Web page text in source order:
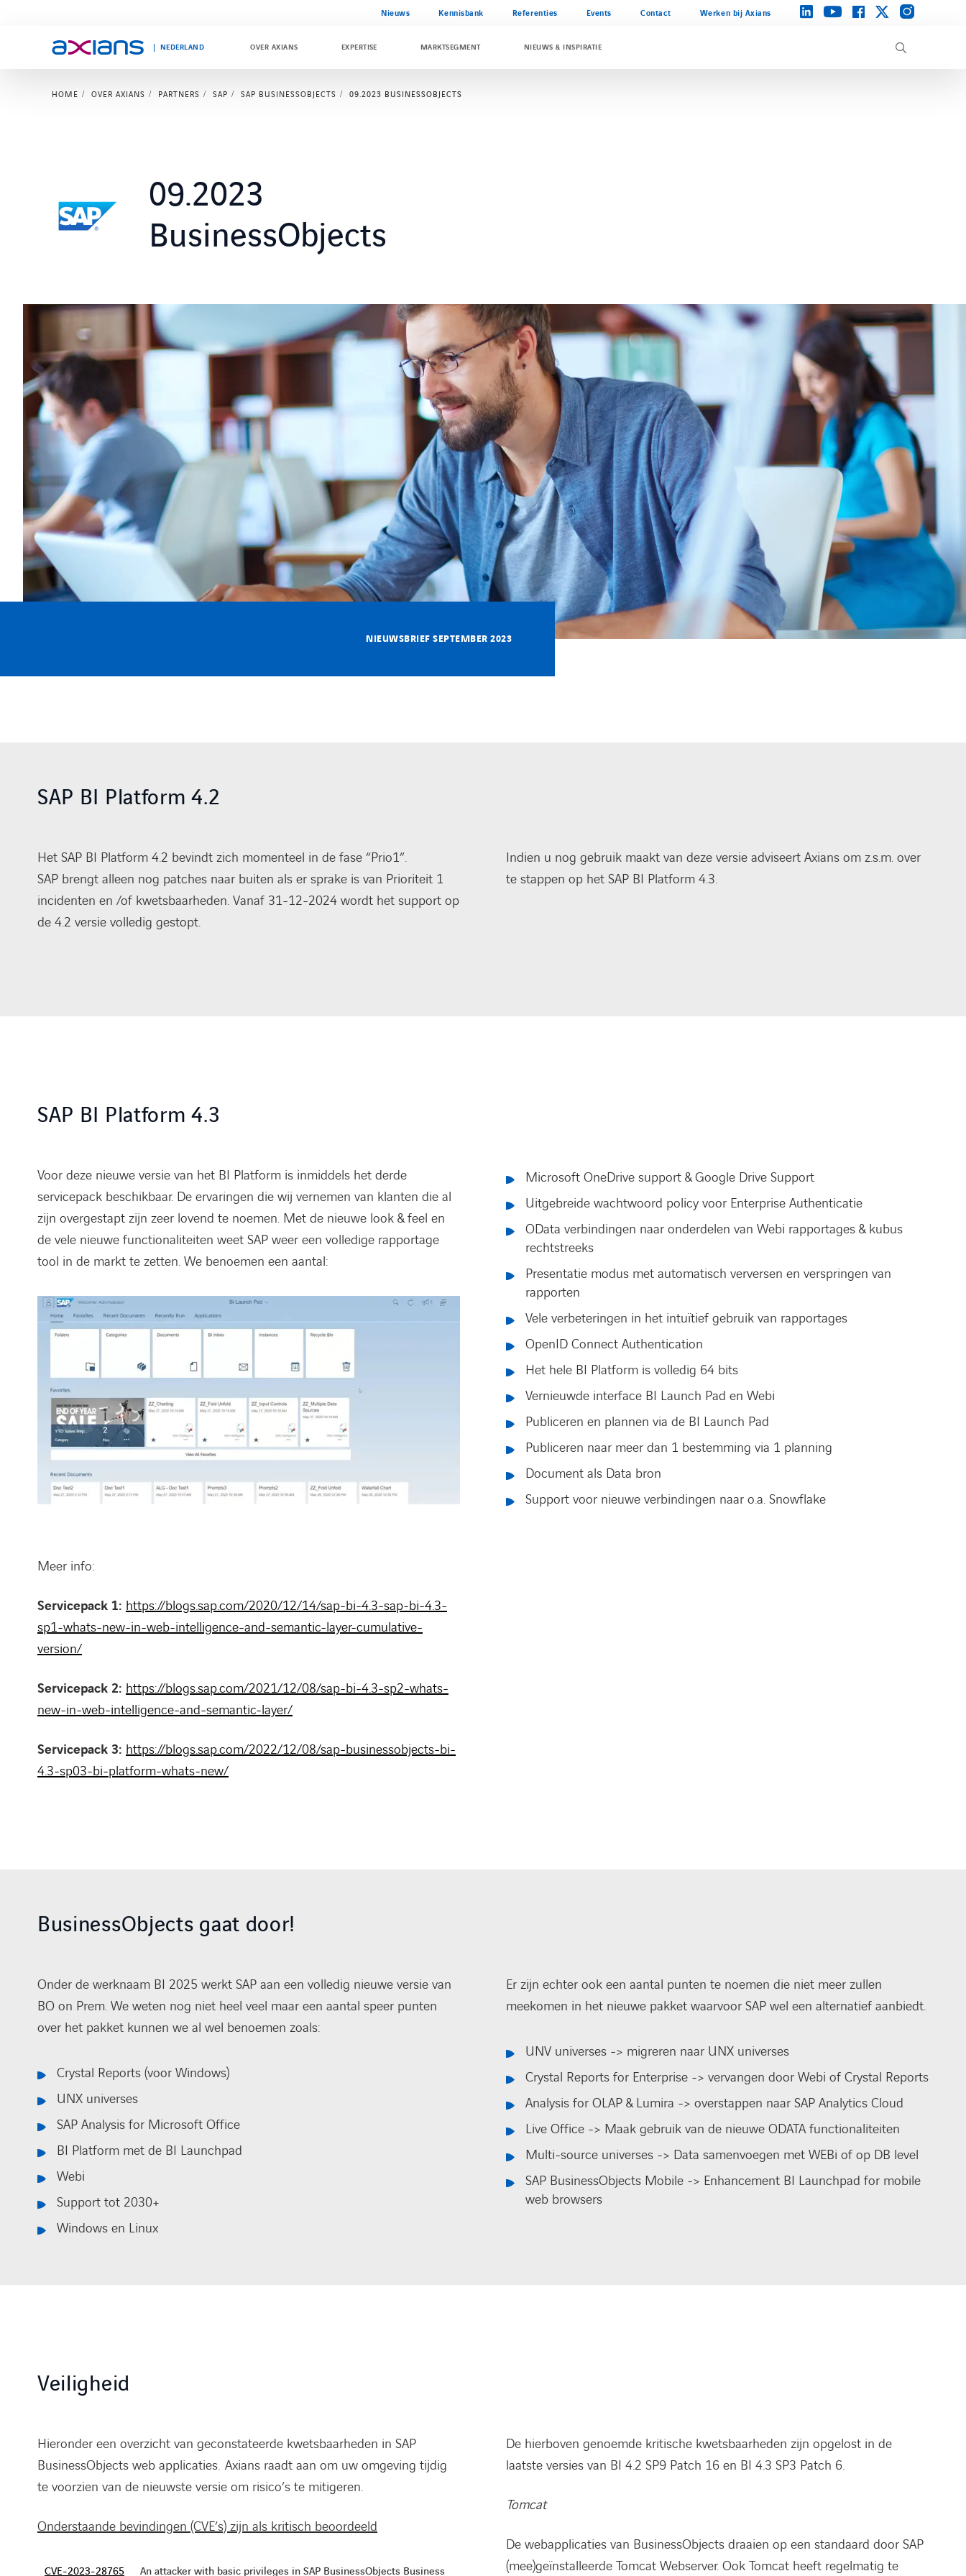
Nieuws Kennisbank Referenties Events Contact Werken bij Axians linkedinyoutubefacebooktwitterinstagram
NEDERLAND OVER AXIANS EXPERTISE MARKTSEGMENT NIEUWS & INSPIRATIE
HOME OVER AXIANS PARTNERS SAP SAP BUSINESSOBJECTS 09.2023 BUSINESSOBJECTS
09.2023
BusinessObjects
NIEUWSBRIEF SEPTEMBER 2023
SAP BI Platform 4.2
Het SAP BI Platform 4.2 bevindt zich momenteel in de fase “Prio1”.
SAP brengt alleen nog patches naar buiten als er sprake is van Prioriteit 1
incidenten en /of kwetsbaarheden. Vanaf 31-12-2024 wordt het support op
de 4.2 versie volledig gestopt.
Indien u nog gebruik maakt van deze versie adviseert Axians om z.s.m. over
te stappen op het SAP BI Platform 4.3.
SAP BI Platform 4.3
Voor deze nieuwe versie van het BI Platform is inmiddels het derde
servicepack beschikbaar. De ervaringen die wij vernemen van klanten die al
zijn overgestapt zijn zeer lovend te noemen. Met de nieuwe look & feel en
de vele nieuwe functionaliteiten weet SAP weer een volledige rapportage
tool in de markt te zetten. We benoemen een aantal:
Microsoft OneDrive support & Google Drive Support
Uitgebreide wachtwoord policy voor Enterprise Authenticatie
OData verbindingen naar onderdelen van Webi rapportages & kubus
rechtstreeks
Presentatie modus met automatisch verversen en verspringen van
rapporten
Vele verbeteringen in het intuïtief gebruik van rapportages
OpenID Connect Authentication
Het hele BI Platform is volledig 64 bits
Vernieuwde interface BI Launch Pad en Webi
Publiceren en plannen via de BI Launch Pad
Publiceren naar meer dan 1 bestemming via 1 planning
Document als Data bron
Support voor nieuwe verbindingen naar o.a. Snowflake
Meer info:
Servicepack 1: https://blogs.sap.com/2020/12/14/sap-bi-4.3-sap-bi-4.3-
sp1-whats-new-in-web-intelligence-and-semantic-layer-cumulative-
version/
Servicepack 2: https://blogs.sap.com/2021/12/08/sap-bi-4.3-sp2-whats-
new-in-web-intelligence-and-semantic-layer/
Servicepack 3: https://blogs.sap.com/2022/12/08/sap-businessobjects-bi-
4.3-sp03-bi-platform-whats-new/
BusinessObjects gaat door!
Onder de werknaam BI 2025 werkt SAP aan een volledig nieuwe versie van
BO on Prem. We weten nog niet heel veel maar een aantal speer punten
over het pakket kunnen we al wel benoemen zoals:
Crystal Reports (voor Windows)
UNX universes
SAP Analysis for Microsoft Office
BI Platform met de BI Launchpad
Webi
Support tot 2030+
Windows en Linux
Er zijn echter ook een aantal punten te noemen die niet meer zullen
meekomen in het nieuwe pakket waarvoor SAP wel een alternatief aanbiedt.
UNV universes -> migreren naar UNX universes
Crystal Reports for Enterprise -> vervangen door Webi of Crystal Reports
Analysis for OLAP & Lumira -> overstappen naar SAP Analytics Cloud
Live Office -> Maak gebruik van de nieuwe ODATA functionaliteiten
Multi-source universes -> Data samenvoegen met WEBi of op DB level
SAP BusinessObjects Mobile -> Enhancement BI Launchpad for mobile
web browsers
Veiligheid
Hieronder een overzicht van geconstateerde kwetsbaarheden in SAP
BusinessObjects web applicaties. Axians raadt aan om uw omgeving tijdig
te voorzien van de nieuwste versie om risico’s te mitigeren.
Onderstaande bevindingen (CVE’s) zijn als kritisch beoordeeld
CVE-2023-28765 An attacker with basic privileges in SAP BusinessObjects Business
De hierboven genoemde kritische kwetsbaarheden zijn opgelost in de
laatste versies van BI 4.2 SP9 Patch 16 en BI 4.3 SP3 Patch 6.
Tomcat
De webapplicaties van BusinessObjects draaien op een standaard door SAP
(mee)geïnstalleerde Tomcat Webserver. Ook Tomcat heeft regelmatig te